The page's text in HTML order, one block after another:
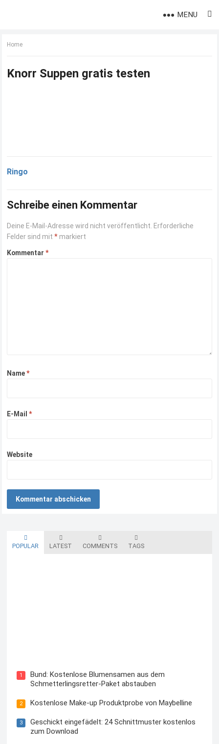
MENU
Home
Knorr Suppen gratis testen
Ringo
Schreibe einen Kommentar
Deine E-Mail-Adresse wird nicht veröffentlicht. Erforderliche
Felder sind mit* markiert
Kommentar*
Name*
E-Mail*
Website
POPULAR LATEST COMMENTS TAGS
1
Bund: Kostenlose Blumensamen aus dem
Schmetterlingsretter-Paket abstauben
2 Kostenlose Make-up Produktprobe von Maybelline
3
Geschickt eingefädelt: 24 Schnittmuster kostenlos
zum Download